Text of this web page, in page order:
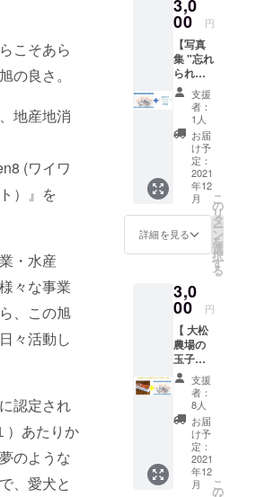
こそあら
の良さ。
地産地消
(ワイワ
）』を
・水産
々な事業
、この旭
々活動し
認定され
）あたりか
のような
、愛犬と
浦安青年会
議所初の女
性会員
2008年・
浦安シーサ
イドライオ
ンズクラブ
会長就任
夫は、サー
フィンで30
年ほど前か
ら飯岡の波
に魅せられ
て通う週末
その後2011
3,0
00 円
【写真
集 "忘れ
られた
被災地”
『旭』
＆旭の
ビーチ
クリー
ンアッ
プ参加
集 "忘れ
られた
被災地”
『旭』1
冊のお
旭の
ビーチ
クリー
ンアッ
プ体験
コース
です。
旭市の
ビーチ
を守り
たい！
ビーチ
クリー
ンアッ
プ活動
支援
者：
1人
お届
け予
定：
2021
年12
月
詳細を見る
こ
の
リ
タ
ー
ン
を
選
択
す
る
3,0
00 円
【 大松
農場の
玉子＆
写真集
"忘れら
れた被
災地”
『旭』
集 "忘れ
られた
被災地”
支援
者：
8人
お届
け予
定：
2021
年12
月
こ
の